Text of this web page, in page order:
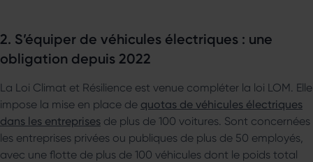
2. S’équiper de véhicules électriques : une
obligation depuis 2022
La Loi Climat et Résilience est venue compléter la loi LOM. Elle
impose la mise en place de quotas de véhicules électriques
dans les entreprises de plus de 100 voitures. Sont concernées
les entreprises privées ou publiques de plus de 50 employés,
avec une flotte de plus de 100 véhicules dont le poids total